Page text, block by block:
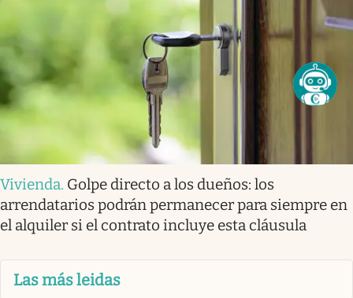
Vivienda. Golpe directo a los dueños: los
arrendatarios podrán permanecer para siempre en
el alquiler si el contrato incluye esta cláusula
Las más leidas